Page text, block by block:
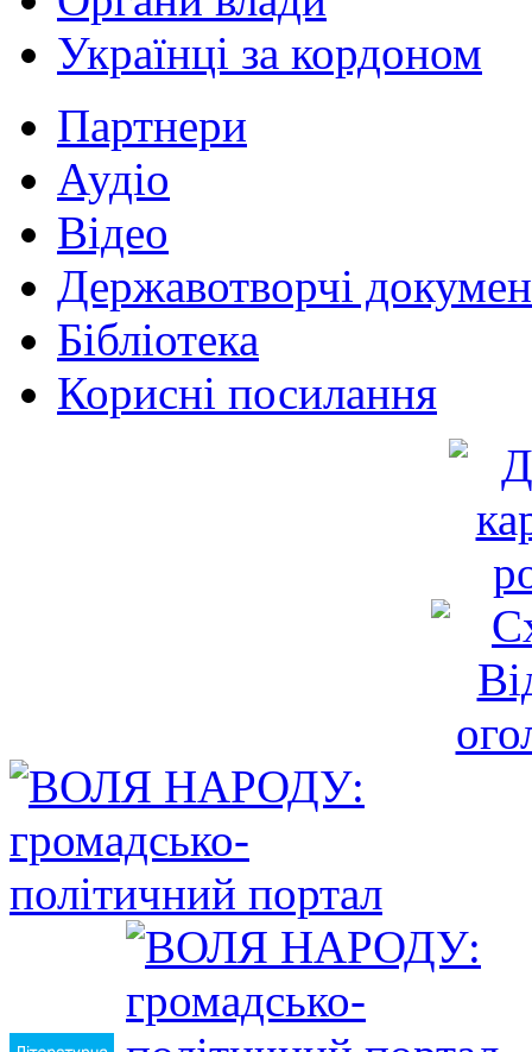
Українці за кордоном
Партнери
Аудіо
Відео
Державотворчі
Бібліотека
Корисні посилання